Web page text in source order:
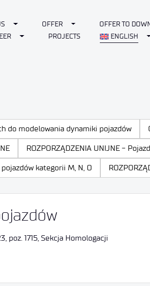
Toggle Dropdown
OFFER Toggle Dropdown
OFFER TO
Toggle Dropdown
PROJECTS ENGLISH
do modelowania dynamiki pojazdów
ROZPORZĄDZENIA UNIJNE -
kategorii M, N, O
poz. 1715, Sekcja Homologacji